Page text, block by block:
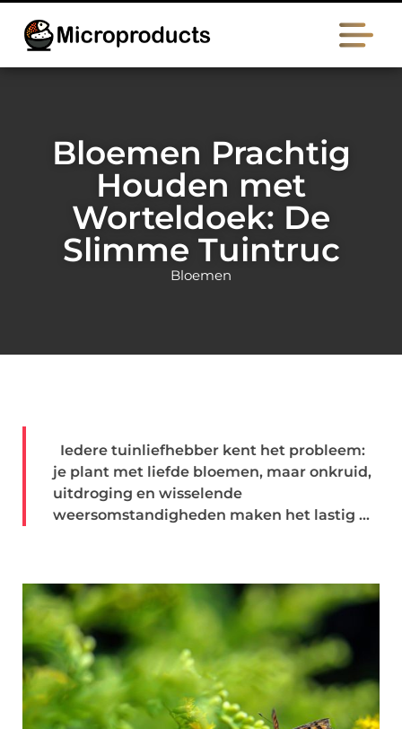
Bloemen Prachtig
Houden met
Worteldoek: De
Slimme Tuintruc
Bloemen
Iedere tuinliefhebber kent het probleem:
je plant met liefde bloemen, maar onkruid,
uitdroging en wisselende
weersomstandigheden maken het lastig ...